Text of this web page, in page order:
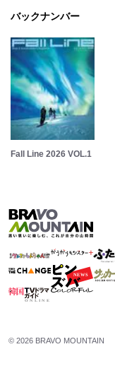
バックナンバー
Fall Line 2026 VOL.1
© 2026 BRAVO MOUNTAIN